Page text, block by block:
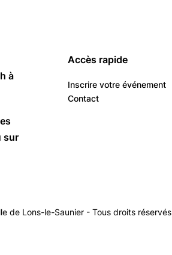
à
sur
Accès rapide
Inscrire votre événement
Contact
de Lons-le-Saunier - Tous droits réservés